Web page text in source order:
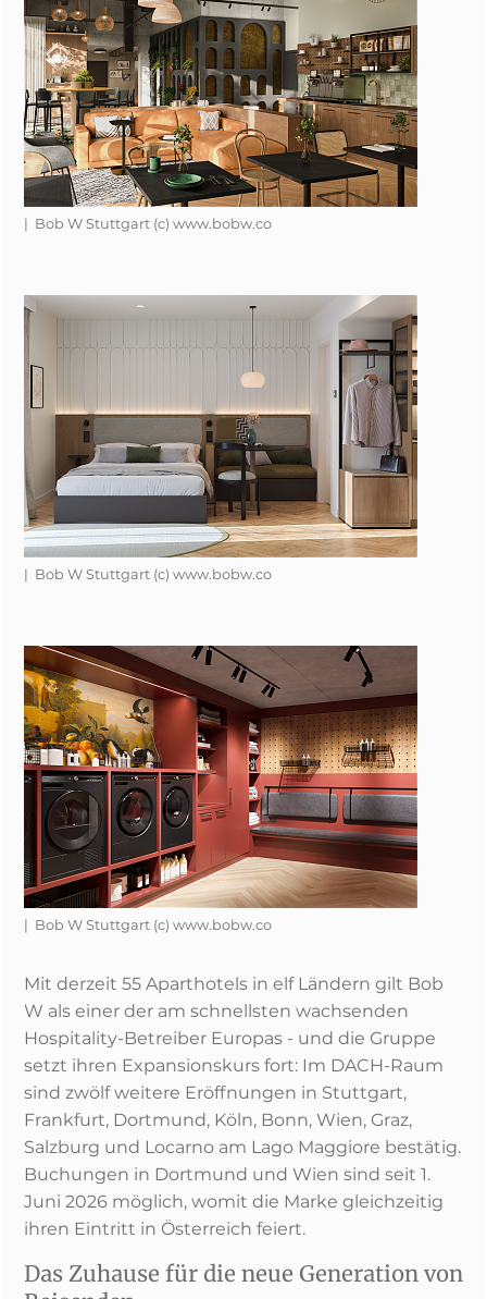
| Bob W Stuttgart (c) www.bobw.co
| Bob W Stuttgart (c) www.bobw.co
| Bob W Stuttgart (c) www.bobw.co
Mit derzeit 55 Aparthotels in elf Ländern gilt Bob
W als einer der am schnellsten wachsenden
Hospitality-Betreiber Europas - und die Gruppe
setzt ihren Expansionskurs fort: Im DACH-Raum
sind zwölf weitere Eröffnungen in Stuttgart,
Frankfurt, Dortmund, Köln, Bonn, Wien, Graz,
Salzburg und Locarno am Lago Maggiore bestätig.
Buchungen in Dortmund und Wien sind seit 1.
Juni 2026 möglich, womit die Marke gleichzeitig
ihren Eintritt in Österreich feiert.
Das Zuhause für die neue Generation von